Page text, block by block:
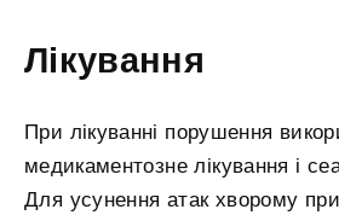
Лікування
При лікуванні порушення
медикаментозне лікування і
Для усунення атак хворому